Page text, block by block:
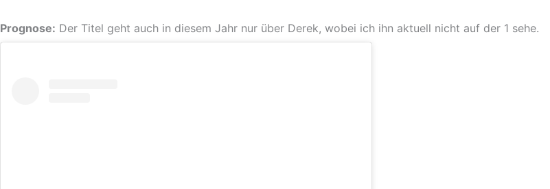
Prognose: Der Titel geht auch in diesem Jahr nur über Derek, wobei ich ihn aktuell nicht auf der 1 sehe.